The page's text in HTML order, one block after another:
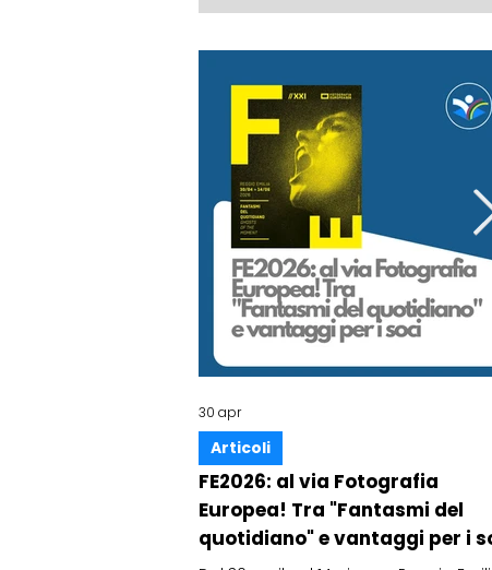
FE2026: al via Fotografia
Europea! Tra "Fantasmi del
quotidiano" e vantaggi per i
Articoli
30 apr